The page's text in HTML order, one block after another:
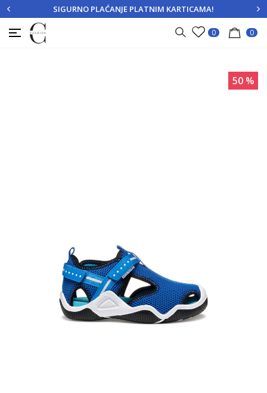
PRIJAVITE SE REGISTRUJTE SE
SIGURNO PLAĆANJE PLATNIM KARTICAMA!
0 0
50 %